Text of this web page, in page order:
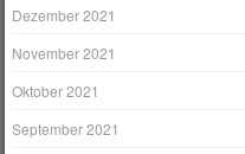
Dezember 2021
November 2021
Oktober 2021
September 2021